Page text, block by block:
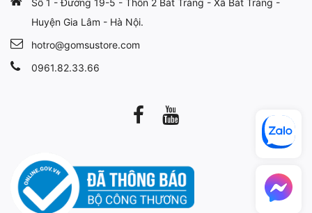
Số 1 - Đường 19-5 - Thôn 2 Bát Tràng - Xã Bát Tràng -
Huyện Gia Lâm - Hà Nội.
hotro@gomsustore.com
0961.82.33.66